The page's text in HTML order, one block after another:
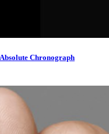
Chronograph